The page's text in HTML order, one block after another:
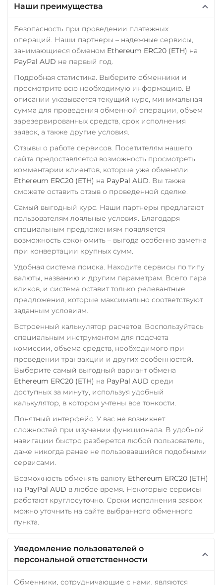
Wrapped Bitcoin (WBTC)
ERC20 AVAXC
Wrapped Ethereum
Yearn.finance (YFI)
Zcash (ZEC)
Наши преимущества
Безопасность при проведении платежных
операций. Наши партнеры – надежные сервисы,
занимающиеся обменом Ethereum ERC20 (ETH) на
PayPal AUD не первый год.
Подробная статистика. Выберите обменники и
просмотрите всю необходимую информацию. В
описании указывается текущий курс, минимальная
сумма для проведения обменной операции, объем
зарезервированных средств, срок исполнения
заявок, а также другие условия.
Отзывы о работе сервисов. Посетителям нашего
сайта предоставляется возможность просмотреть
комментарии клиентов, которые уже обменяли
Ethereum ERC20 (ETH) на PayPal AUD. Вы также
сможете оставить отзыв о проведенной сделке.
Самый выгодный курс. Наши партнеры предлагают
пользователям лояльные условия. Благодаря
специальным предложениям появляется
возможность сэкономить – выгода особенно заметна
при конвертации крупных сумм.
Удобная система поиска. Находите сервисы по типу
валюты, названию и другим параметрам. Всего пара
кликов, и система оставит только релевантные
предложения, которые максимально соответствуют
заданным условиям.
Встроенный калькулятор расчетов. Воспользуйтесь
специальным инструментом для подсчета
комиссии, объема средств, необходимого при
проведении транзакции и других особенностей.
Выберите самый выгодный вариант обмена
Ethereum ERC20 (ETH) на PayPal AUD среди
доступных за минуту, используя удобный
калькулятор, в котором учтены все тонкости.
Понятный интерфейс. У вас не возникнет
сложностей при изучении функционала. В удобной
навигации быстро разберется любой пользователь,
даже никогда ранее не пользовавшийся подобными
сервисами.
Возможность обменять валюту Ethereum ERC20 (ETH)
на PayPal AUD в любое время. Некоторые сервисы
работают круглосуточно. Сроки исполнения заявок
можно уточнить на сайте выбранного обменного
пункта.
Уведомление пользователей о
персональной ответственности
Обменники, сотрудничающие с нами, являются